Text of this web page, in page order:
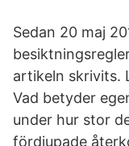
Sedan 20 maj
artikeln skrivits.
Vad betyder
under hur stor
fördjupade